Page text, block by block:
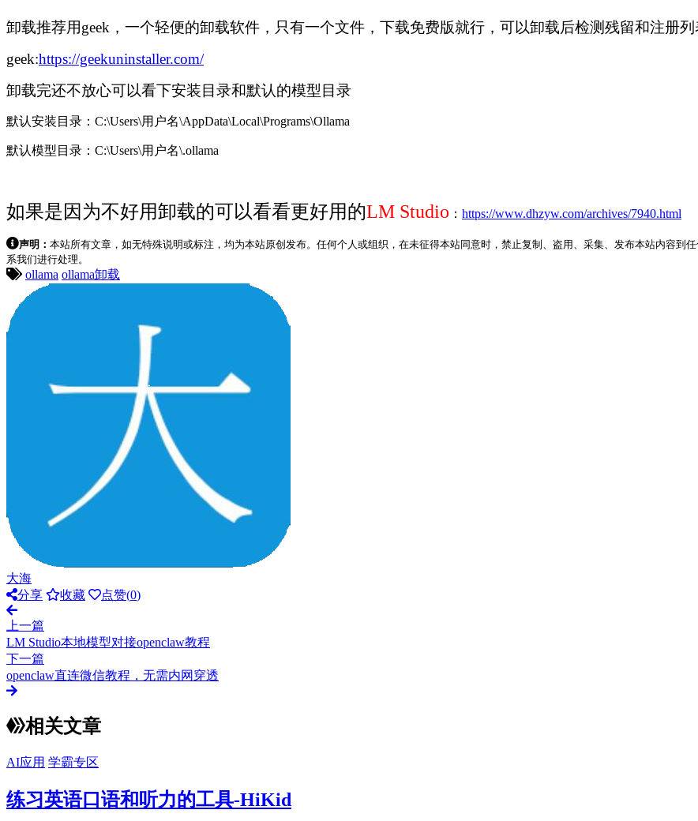
卸载推荐用geek，一个轻便的卸载软件，只有一个文件，下载免费版就行，可以卸载后检测残留和注册列
geek:https://geekuninstaller.com/
卸载完还不放心可以看下安装目录和默认的模型目录
默认安装目录：C:\Users\用户名\AppData\Local\Programs\Ollama
默认模型目录：C:\Users\用户名\.ollama
如果是因为不好用卸载的可以看看更好用的LM Studio ： https://www.dhzyw.com/archives/7940.html
声明： 本站所有文章，如无特殊说明或标注，均为本站原创发布。任何个人或组织，在未征得本站同意时，禁止复制、盗用、采集、发布本站内容到
系我们进行处理。
ollama ollama卸载
大海
分享
收藏 点赞(0)
上一篇
LM Studio本地模型对接openclaw教程
下一篇
openclaw直连微信教程，无需内网穿透
相关文章
AI应用 学霸专区
练习英语口语和听力的工具-HiKid